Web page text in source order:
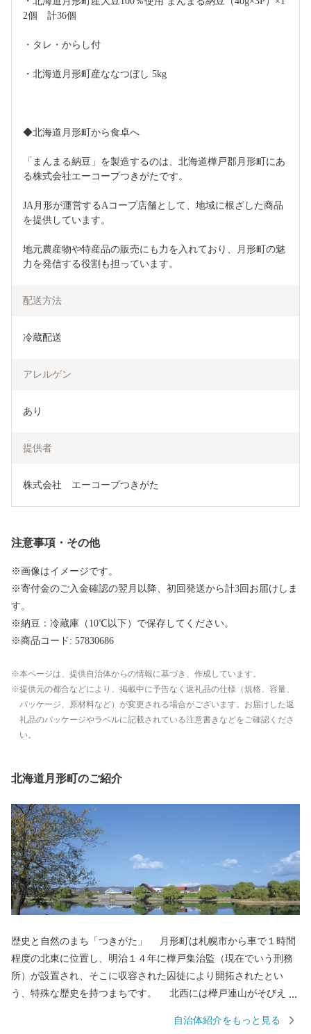
2個　計36個
・タレ・からし付
・北海道月形町産ななつぼし 5kg
◆北海道月形町から食卓へ
「まんまる納豆」を製造するのは、北海道樺戸郡月形町にあ
る株式会社エーコープつきがたです。
JA月形が運営するAコープ店舗として、地域に根ざした商品
を提供しています。
地元農産物や特産品の販売にも力を入れており、月形町の魅
力を発信する役割も担っています。
配送方法
冷蔵配送
アレルゲン
あり
提供者
株式会社　エーコープつきがた
注意事項・その他
※画像はイメージです。
※寄付金のご入金確認の翌月以降、初回発送から計3回お届けしま
す。
※納豆：冷蔵庫（10℃以下）で保存してください。
※商品コード: 57830686
本ページは、提供自治体からの情報に基づき、作成しています。
提供元の都合などにより、掲載中に予告なく返礼品の仕様（規格、容量、
パッケージ、原材料など）が変更される場合がございます。お届けした返
礼品のパッケージやラベルに記載されている注意書きなどをご確認くださ
い。
北海道月形町のご紹介
歴史と自然のまち「つきがた」 月形町は札幌市から車で１時間
程度の北東に位置し、明治１４年に樺戸集治監（現在でいう刑務
所）が設置され、そこに収容された囚徒により開拓されたとい
う、特殊な歴史を持つまちです。 北西には樺戸連山がそびえ、
石狩川がもたらす肥沃な大地のおかげで稲作を中心にメロン、ス
自治体紹介をもっと見る